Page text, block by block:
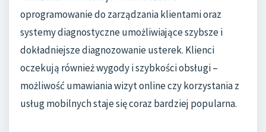
oprogramowanie do zarządzania klientami oraz
systemy diagnostyczne umożliwiające szybsze i
dokładniejsze diagnozowanie usterek. Klienci
oczekują również wygody i szybkości obsługi –
możliwość umawiania wizyt online czy korzystania z
usług mobilnych staje się coraz bardziej popularna.